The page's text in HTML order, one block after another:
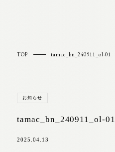
TOP tamac_bn_240911_ol-01
お知らせ
tamac_bn_240911_ol-01
2025.04.13